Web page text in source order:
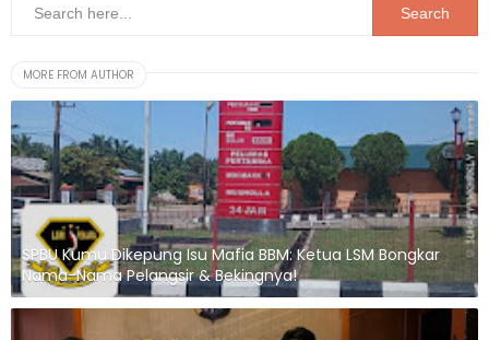
MORE FROM AUTHOR
SPBU Kumu Dikepung Isu Mafia BBM: Ketua LSM Bongkar
Nama-Nama Pelangsir & Bekingnya!